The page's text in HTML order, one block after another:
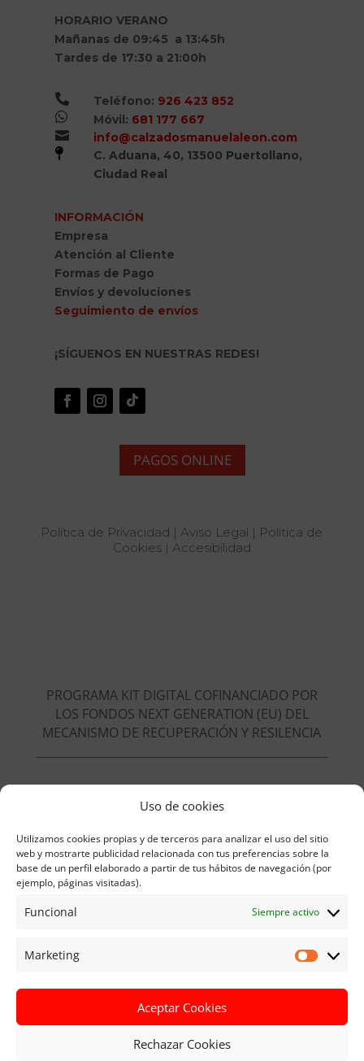
Uso de cookies
Utilizamos cookies propias y de terceros para analizar el uso del sitio
web y mostrarte publicidad relacionada con tus preferencias sobre la
base de un perfil elaborado a partir de tus hábitos de navegación (por
ejemplo, páginas visitadas).
Funcional Siempre activo
Marketing
Aceptar Cookies
Rechazar Cookies
HORARIO VERANO
Mañanas de 09:45 a 13:45h
Tardes de 17:30 a 21:00h
 Teléfono: 926 423 852

Móvil: 681 177 667
 info@calzadosmanuelaleon.com

C. Aduana, 40, 13500 Puertollano,
Ciudad Real
INFORMACIÓN
Empresa
Atención al Cliente
Formas de Pago
Envíos y devoluciones
Seguimiento de envíos
¡SÍGUENOS EN NUESTRAS REDES!
PAGOS ONLINE
Política de Privacidad |Aviso Legal | Política de
Cookies| Accesibilidad
PROGRAMA KIT DIGITAL COFINANCIADO POR
LOS FONDOS NEXT GENERATION (EU) DEL
MECANISMO DE RECUPERACIÓN Y RESILENCIA
Beneficiario del Kit Digital:
RAZÓN SOCIAL:Pablo Manuel Ruiz León
NIF:05917787w